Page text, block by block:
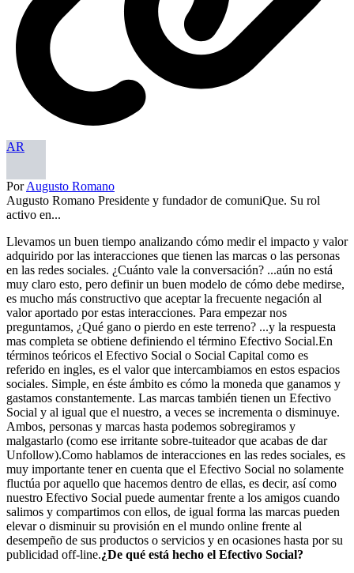
AR
PorAugusto Romano
Augusto Romano Presidente y fundador de comuniQue. Su rol
activo en...
Llevamos un buen tiempo analizando cómo medir el impacto y valor
adquirido por las interacciones que tienen las marcas o las personas
en las redes sociales. ¿Cuánto vale la conversación? ...aún no está
muy claro esto, pero definir un buen modelo de cómo debe medirse,
es mucho más constructivo que aceptar la frecuente negación al
valor aportado por estas interacciones. Para empezar nos
preguntamos, ¿Qué gano o pierdo en este terreno? ...y la respuesta
mas completa se obtiene definiendo el término Efectivo Social.En
términos teóricos el Efectivo Social o Social Capital como es
referido en ingles, es el valor que intercambiamos en estos espacios
sociales. Simple, en éste ámbito es cómo la moneda que ganamos y
gastamos constantemente. Las marcas también tienen un Efectivo
Social y al igual que el nuestro, a veces se incrementa o disminuye.
Ambos, personas y marcas hasta podemos sobregiramos y
malgastarlo (como ese irritante sobre-tuiteador que acabas de dar
Unfollow).Como hablamos de interacciones en las redes sociales, es
muy importante tener en cuenta que el Efectivo Social no solamente
fluctúa por aquello que hacemos dentro de ellas, es decir, así como
nuestro Efectivo Social puede aumentar frente a los amigos cuando
salimos y compartimos con ellos, de igual forma las marcas pueden
elevar o disminuir su provisión en el mundo online frente al
desempeño de sus productos o servicios y en ocasiones hasta por su
publicidad off-line.¿De qué está hecho el Efectivo Social?